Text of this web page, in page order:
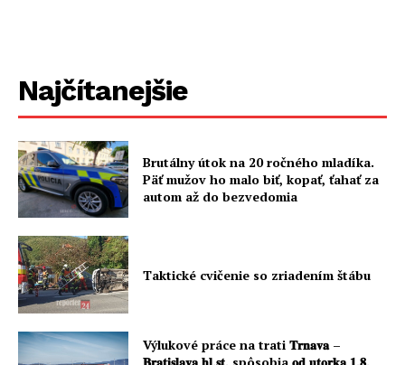
Najčítanejšie
Brutálny útok na 20 ročného mladíka.
Päť mužov ho malo biť, kopať, ťahať za
autom až do bezvedomia
Taktické cvičenie so zriadením štábu
Výlukové práce na trati 𝐓𝐫𝐧𝐚𝐯𝐚 –